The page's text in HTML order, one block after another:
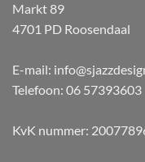
Markt 89
4701 PD Roosendaal
E-mail:
Telefoon: 06 57393603
KvK nummer: